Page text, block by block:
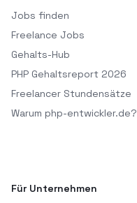
Jobs finden
Freelance Jobs
Gehalts-Hub
PHP Gehaltsreport 2026
Freelancer Stundensätze
Warum php-entwickler.de?
Für Unternehmen